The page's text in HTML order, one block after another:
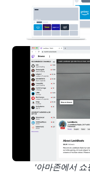
'아마존에서 쇼